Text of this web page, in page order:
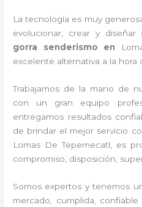
La tecnología es muy
evolucionar, crear y
gorra senderismo en
excelente alternativa a la hora
Trabajamos de la mano de
con un gran equipo
entregamos resultados
de brindar el mejor servicio
Lomas De Tepemecatl, es
compromiso, disposición,
Somos expertos y tenemos
mercado, cumplida,